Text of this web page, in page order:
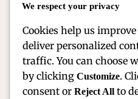
dunia. Mereka
We respect your privacy
Cookies help us
deliver personalized
traffic. You can choose
by clicking Customize.
consent or Reject All to